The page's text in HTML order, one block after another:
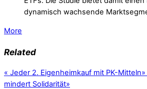
dynamisch wachsende
More
Related
« Jeder 2. Eigenheimkauf mit PK-Mitteln»
mindert Solidarität»